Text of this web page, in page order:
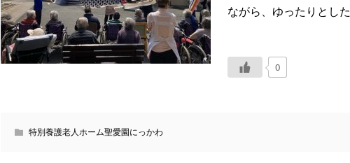
ながら、ゆったりとし
0
特別養護老人ホーム聖愛園にっかわ